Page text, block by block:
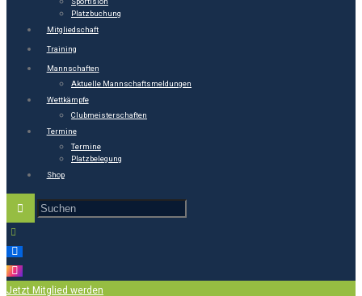
Platzbuchung
Mitgliedschaft
Training
Mannschaften
Aktuelle Mannschaftsmeldungen
Wettkämpfe
Clubmeisterschaften
Termine
Termine
Platzbelegung
Shop
Jetzt Mitglied werden